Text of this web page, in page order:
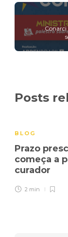
Conarci
Posts
BLOG
Prazo
começa a
curador
2 min